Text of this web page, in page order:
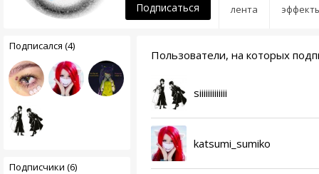
лента
Подписаться
Подписался (4)
Подписчики (6)
Пользователи, на которых
siiiiiiiiiiiii
katsumi_sumiko